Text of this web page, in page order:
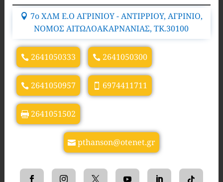
7ο ΧΛΜ Ε.Ο ΑΓΡΙΝΙΟΥ - ΑΝΤΙΡΡΙΟΥ, ΑΓΡΙΝΙΟ,
ΝΟΜΟΣ ΑΙΤΩΛΟΑΚΑΡΝΑΝΙΑΣ, TK.30100
2641050333 2641050300
2641050957 6974411711
2641051502
pthanson@otenet.gr